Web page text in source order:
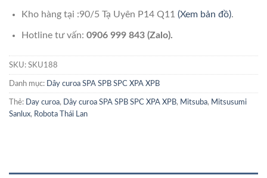
Kho hàng tại :90/5 Tạ Uyên P14 Q11 (Xem bản đồ).
Hotline tư vấn: 0906 999 843 (Zalo).
SKU: SKU188
Danh mục: Dây curoa SPA SPB SPC XPA XPB
Thẻ: Day curoa, Dây curoa SPA SPB SPC XPA XPB, Mitsuba, Mitsusumi
Sanlux, Robota Thái Lan